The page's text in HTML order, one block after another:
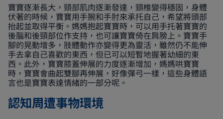
寶寶逐漸長大，頸部肌肉逐漸發達，頸椎變得穩固，身體
伏著的時候，寶寶用手腕和手肘來承托自己，希望將頭部
抬起並取得平衡。媽媽抱起寶寶時，可以用手托著寶寶的
後腦和後頸部位作支持，也可讓寶寶倚在肩膀上。寶寶手
腳的晃動增多，肢體動作亦變得更為靈活，雖然仍不能伸
手去拿自己喜歡的東西，但已可以短暫地握著幼細的東
西。此外，寶寶膝蓋伸展的力度逐漸增加，媽媽哄寶寶
時，寶寶會曲起雙腳再伸展，好像彈弓一樣，這些身體語
言也是寶寶表達情緒的一部分呢。
認知周遭事物環境